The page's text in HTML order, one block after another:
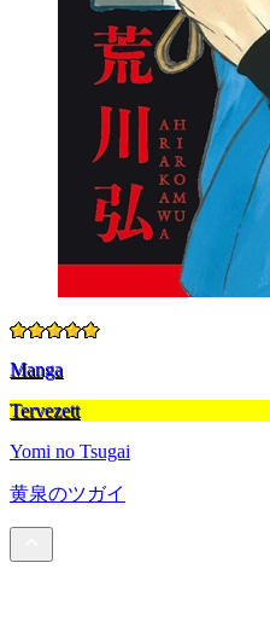
Manga
Tervezett
Yomi no Tsugai
黄泉のツガイ